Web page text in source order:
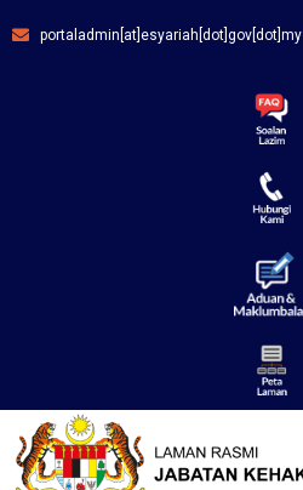
portaladmin[at]esyariah[dot]gov[dot]my